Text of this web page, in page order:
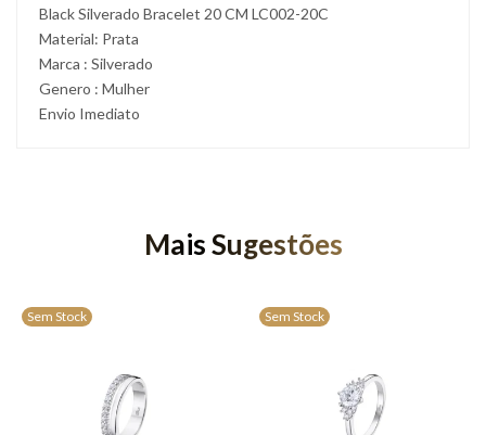
Black Silverado Bracelet 20 CM LC002-20C
Material: Prata
Marca : Silverado
Genero : Mulher
Envio Imediato
Mais Sugestões
Sem Stock Sem Stock